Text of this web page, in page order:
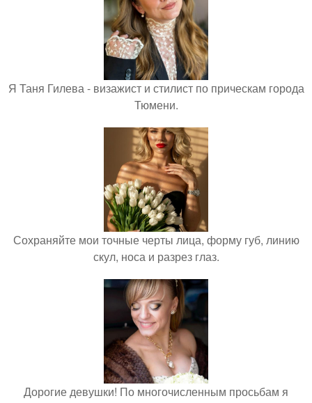
Я Таня Гилева - визажист и стилист по прическам города
Тюмени.
Сохраняйте мои точные черты лица, форму губ, линию
скул, носа и разрез глаз.
Дорогие девушки! По многочисленным просьбам я